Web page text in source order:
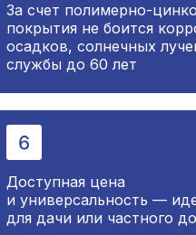
Доступная цена
и универсальность —
для дачи или частного
За счет полимерно-
покрытия не боится
осадков, солнечных
службы до 60 лет